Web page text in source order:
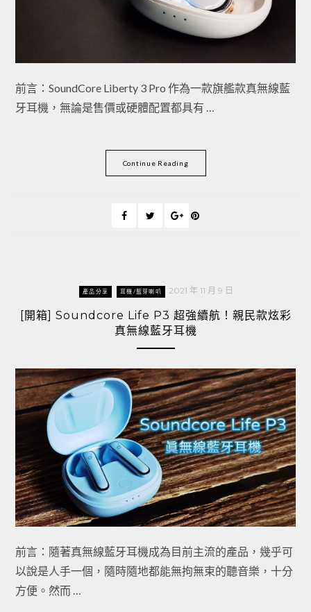
前言：SoundCore Liberty 3 Pro 作為一款旗艦款真無線藍
牙耳機，無論是售價或硬體配置都具有 …
Continue Reading
產品分享 耳機/藍芽喇叭 2021 年 11 月 9 日
[開箱] Soundcore Life P3 超強續航！親民款炫彩
真無線藍牙耳機
前言：隨著真無線藍牙耳機成為目前主流的產品，幾乎可
以說是人手一個，隨時隨地都能無拘無束的聽音樂，十分
方便。然而 …